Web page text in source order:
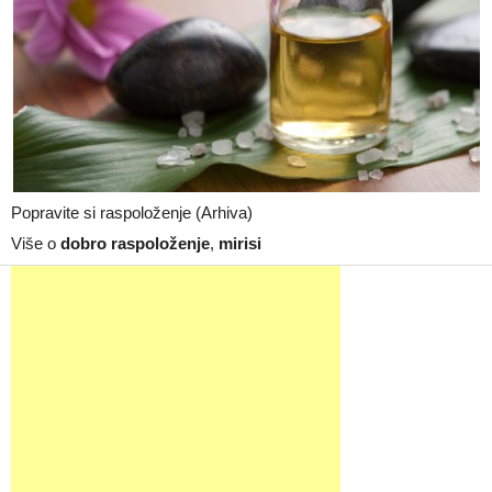
Popravite si raspoloženje (Arhiva)
Više o dobro raspoloženje, mirisi